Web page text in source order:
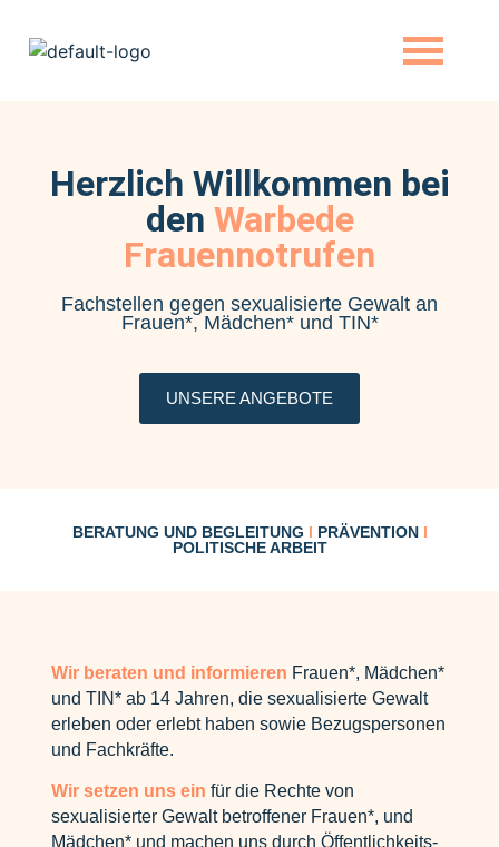
Herzlich Willkommen bei
den Warbede
Frauennotrufen
Fachstellen gegen sexualisierte Gewalt an
Frauen*, Mädchen* und TIN*
UNSERE ANGEBOTE
BERATUNG UND BEGLEITUNG I PRÄVENTION I
POLITISCHE ARBEIT
Wir beraten und informieren Frauen*, Mädchen*
und TIN* ab 14 Jahren, die sexualisierte Gewalt
erleben oder erlebt haben sowie Bezugspersonen
und Fachkräfte.
Wir setzen uns ein für die Rechte von
sexualisierter Gewalt betroffener Frauen*, und
Mädchen* und machen uns durch Öffentlichkeits-